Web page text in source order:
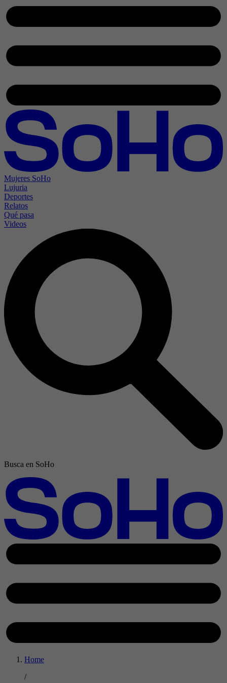
Mujeres SoHo
Lujuria
Deportes
Relatos
Qué pasa
Videos
Busca en SoHo
Home
/